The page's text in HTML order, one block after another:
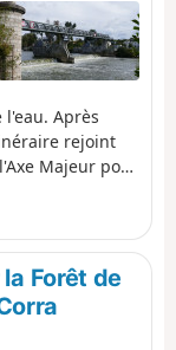
Après
rejoint
Majeur pour
de
en partie le
la gare.
Forêt de